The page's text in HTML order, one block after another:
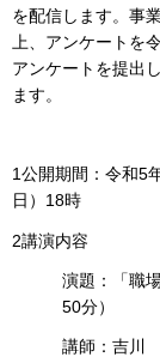
を配信します。事
上、アンケートを
アンケートを提出
ます。
1公開期間：令和5
日）18時
2講演内容
演題：「職
50分）
講師：吉川